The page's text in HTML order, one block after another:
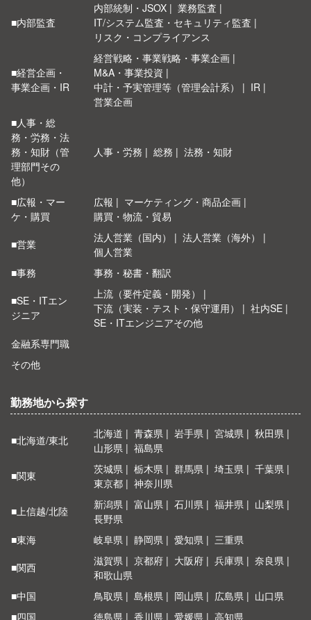
■内部監査
内部統制・JSOX
業務監査
IT/システム監査・セキュリティ監査
リスク・コンプライアンス
■経営企画・
事業企画・IR
経営戦略・事業戦略・事業企画
M&A・事業投資
中計・予実管理等（管理会計系）
IR
営業企画
■人事・総
務・労務・法
務・知財（管
理部門その
他）
人事・労務 総務 法務・知財
■広報・マー
ケ・購買
広報
マーケティング・商品企画
購買・物流・貿易
■営業
法人営業（国内）
法人営業（海外）
個人営業
■事務
事務・秘書・翻訳
■SE・ITエン
ジニア
上流（要件定義・開発）
下流（実装・テスト・保守運用）
社内SE
SE・ITエンジニアその他
金融系専門職
その他
勤務地から探す
■北海道/東北 北海道 青森県 岩手県 宮城県
秋田県
山形県
福島県
■関東
茨城県 栃木県 群馬県 埼玉県
千葉県
東京都
神奈川県
■上信越/北陸
新潟県 富山県 石川県 福井県
山梨県
長野県
■東海
岐阜県 静岡県 愛知県
三重県
■関西
滋賀県 京都府 大阪府 兵庫県
奈良県
和歌山県
■中国
鳥取県 島根県 岡山県 広島県
山口県
■四国
徳島県 香川県 愛媛県 高知県